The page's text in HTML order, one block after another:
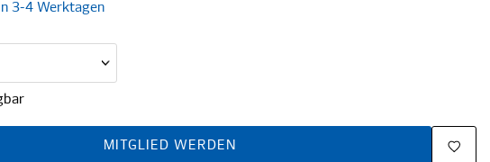
3-4 Werktagen
MITGLIED WERDEN